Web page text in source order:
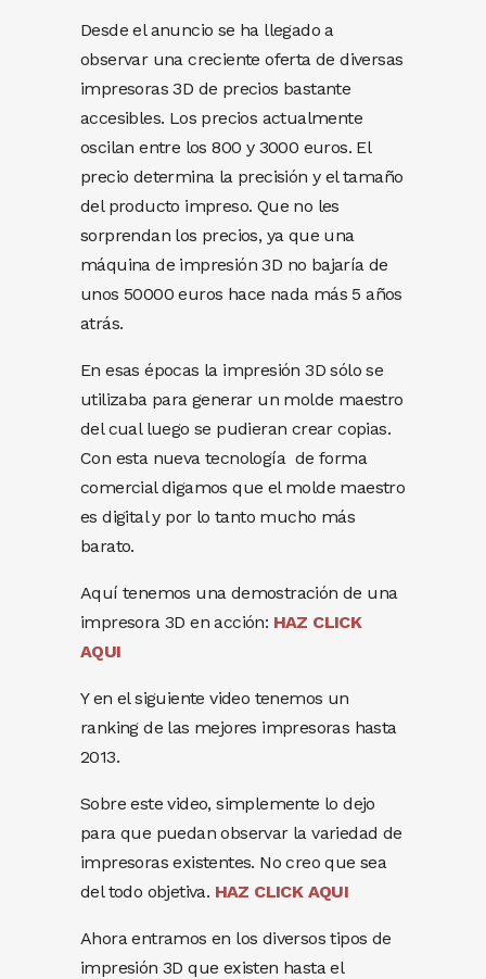
Desde el anuncio se ha llegado a
observar una creciente oferta de diversas
impresoras 3D de precios bastante
accesibles. Los precios actualmente
oscilan entre los 800 y 3000 euros. El
precio determina la precisión y el tamaño
del producto impreso. Que no les
sorprendan los precios, ya que una
máquina de impresión 3D no bajaría de
unos 50000 euros hace nada más 5 años
atrás.
En esas épocas la impresión 3D sólo se
utilizaba para generar un molde maestro
del cual luego se pudieran crear copias.
Con esta nueva tecnología de forma
comercial digamos que el molde maestro
es digital y por lo tanto mucho más
barato.
Aquí tenemos una demostración de una
impresora 3D en acción: HAZ CLICK
AQUI
Y en el siguiente video tenemos un
ranking de las mejores impresoras hasta
2013.
Sobre este video, simplemente lo dejo
para que puedan observar la variedad de
impresoras existentes. No creo que sea
del todo objetiva. HAZ CLICK AQUI
Ahora entramos en los diversos tipos de
impresión 3D que existen hasta el